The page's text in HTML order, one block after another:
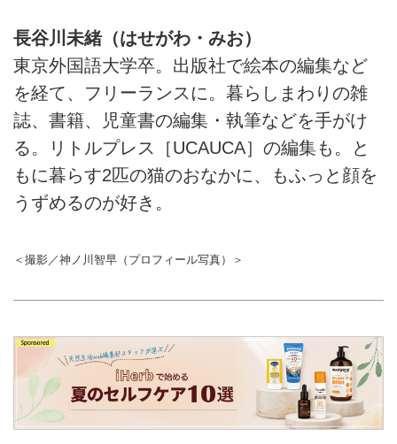
長谷川未緒（はせがわ・みお）
東京外国語大学卒。出版社で絵本の編集など
を経て、フリーランスに。暮らしまわりの雑
誌、書籍、児童書の編集・執筆などを手がけ
る。リトルプレス［UCAUCA］の編集も。と
もに暮らす2匹の猫のおなかに、もふっと顔を
うずめるのが好き。
＜撮影／神ノ川智早（プロフィール写真）＞